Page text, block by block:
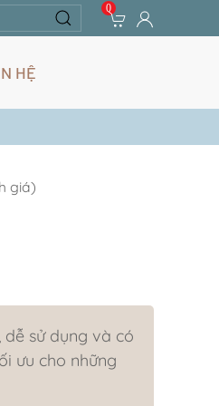
0
HỆ
0.0out of 5
giá)
dễ sử dụng và có
ưu cho những